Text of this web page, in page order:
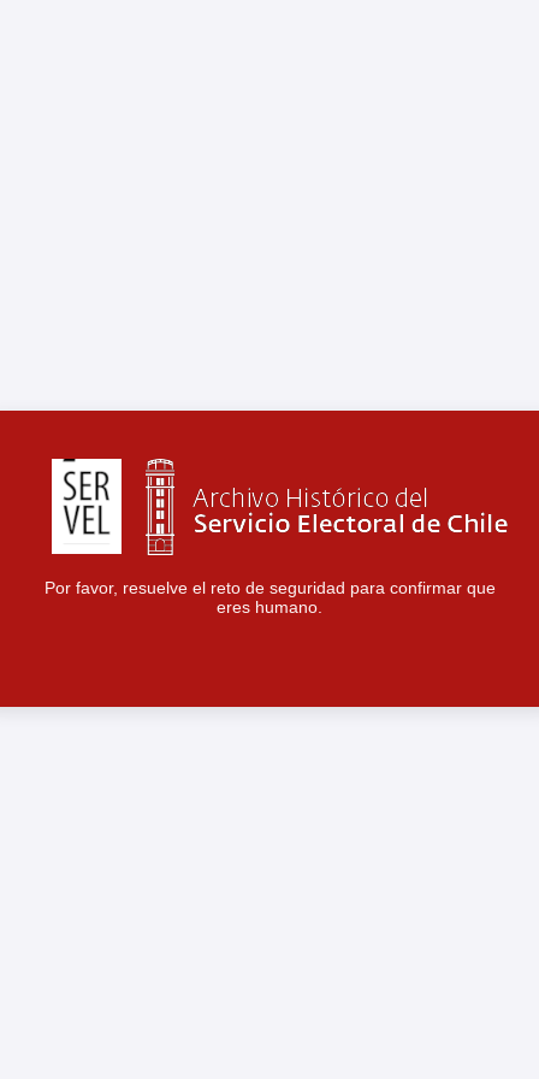
Por favor, resuelve el reto de seguridad para confirmar que
eres humano.